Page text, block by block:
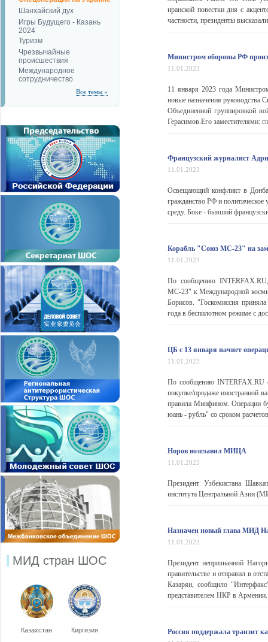
Шанхайский дух
Игры Будущего - Казань
2024
Туризм
Чрезвычайные
происшествия
Международное
сотрудничество
Все темы »
МИД стран ШОС
Казахстан Киргизия
иранской повестки дня с
частности, президенты
Министром обороны РФ
11.01.2023
11 января 2023 года
новые назначения руководства
Объединенной группировкой
Герасимов.Его заместителями:
Французский журналист
11.01.2023
Освещающий конфликт в
гражданство РФ и
среду. Боке - бывший
Корабль "Союз МС-23" на
11.01.2023
По сообщению INTERFAX.RU,
МС-23" к Международной
Борисов. "Госкомиссия
года в беспилотном режиме с
ЦБ с 13 января начнет
11.01.2023
По сообщению INTERFAX.RU
покупке/продаже иностранной
правила Минфином. Операции
юань - рубль" со сроком
Норов возглавил МИЦА
11.01.2023
Президент Узбекистана
института Центральной Азии
Назначен новый глава МИД
11.01.2023
Президент непризнанной
правительстве и отправил в
Казарян, сообщило
представителем НКР в
Россия поддержала транзит